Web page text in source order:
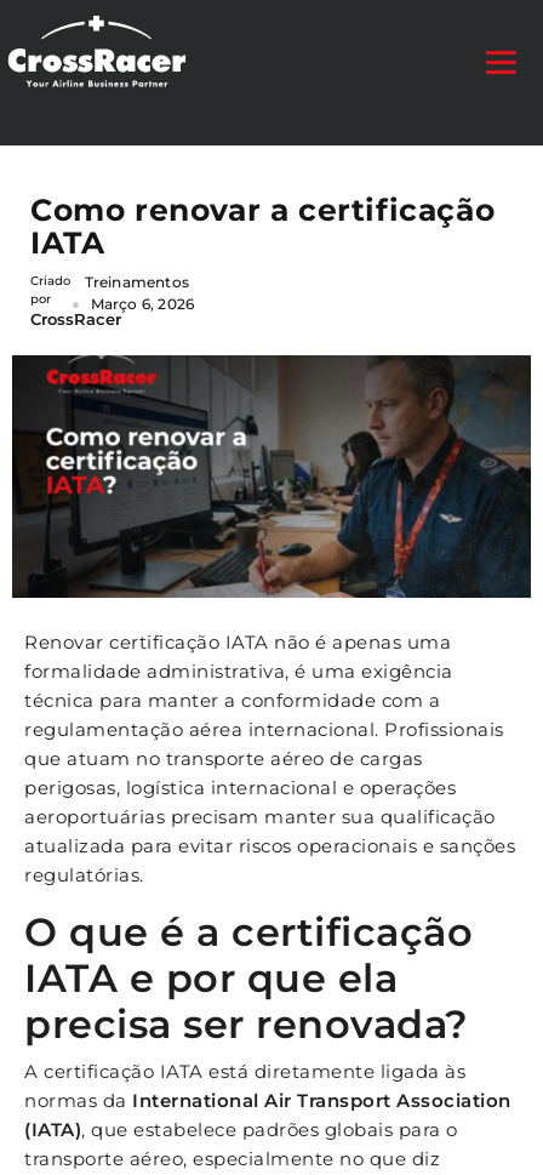
Como renovar a certificação
IATA
Criado
por
CrossRacer
Treinamentos
Março 6, 2026
Renovar certificação IATA não é apenas uma
formalidade administrativa, é uma exigência
técnica para manter a conformidade com a
regulamentação aérea internacional. Profissionais
que atuam no transporte aéreo de cargas
perigosas, logística internacional e operações
aeroportuárias precisam manter sua qualificação
atualizada para evitar riscos operacionais e sanções
regulatórias.
O que é a certificação
IATA e por que ela
precisa ser renovada?
A certificação IATA está diretamente ligada às
normas da International Air Transport Association
(IATA), que estabelece padrões globais para o
transporte aéreo, especialmente no que diz